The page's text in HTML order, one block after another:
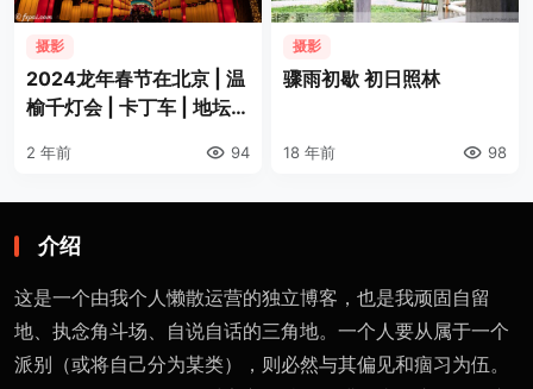
摄影
2024龙年春节在北京 | 温
榆千灯会 | 卡丁车 | 地坛庙
2 年前 94
摄影
骤雨初歇 初日照林
18 年前 98
介绍
这是一个由我个人懒散运营的独立博客，也是我顽固自留
地、执念角斗场、自说自话的三角地。一个人要从属于一个
派别（或将自己分为某类），则必然与其偏见和痼习为伍。